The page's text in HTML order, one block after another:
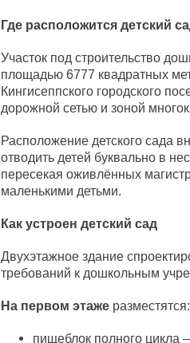
Где расположится детский
Участок под строительство
площадью 6777 квадратных
Кингисеппского городского
дорожной сетью и зоной
Расположение детского сада
отводить детей буквально в
пересекая оживлённых
маленькими детьми.
Как устроен детский сад
Двухэтажное здание
требований к дошкольным
На первом этаже разместятся:
пищеблок полного цикла